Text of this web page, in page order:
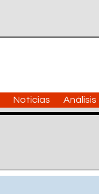
Noticias Análisis